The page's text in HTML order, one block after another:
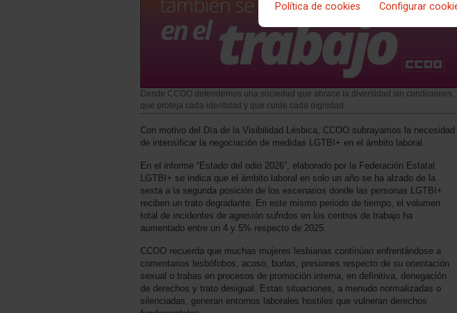
Política de cookies Configurar
Desde CCOO defendemos una sociedad que abrace la diversidad sin condiciones,
que proteja cada identidad y que cuide cada dignidad.
Con motivo del Día de la Visibilidad Lésbica, CCOO subrayamos la necesidad
de intensificar la negociación de medidas LGTBI+ en el ámbito laboral.
En el informe “Estado del odio 2026”, elaborado por la Federación Estatal
LGTBI+ se indica que el ámbito laboral en solo un año se ha alzado de la
sexta a la segunda posición de los escenarios donde las personas LGTBI+
reciben un trato degradante. En este mismo periodo de tiempo, el volumen
total de incidentes de agresión sufridos en los centros de trabajo ha
aumentado entre un 4 y 5% respecto de 2025.
CCOO recuerda que muchas mujeres lesbianas continúan enfrentándose a
comentarios lesbófobos, acoso, burlas, presiones respecto de su orientación
sexual o trabas en procesos de promoción interna, en definitiva, denegación
de derechos y trato desigual. Estas situaciones, a menudo normalizadas o
silenciadas, generan entornos laborales hostiles que vulneran derechos